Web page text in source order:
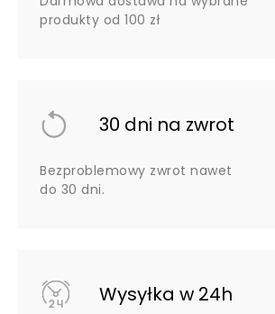
produkty od 100 zł
30 dni na zwrot
Bezproblemowy zwrot nawet
do 30 dni.
Wysyłka w 24h